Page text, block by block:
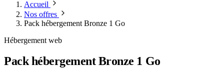
Accueil
Nos offres
Pack hébergement Bronze 1 Go
Hébergement web
Pack hébergement Bronze 1 Go